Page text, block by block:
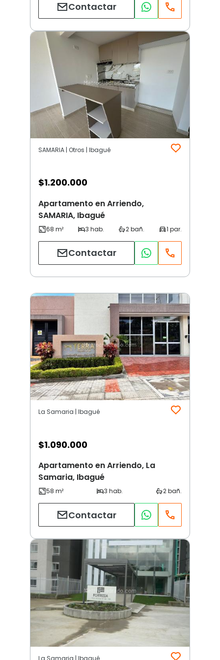
Contactar
SAMARIA | Otros | Ibagué
$1.200.000
Apartamento en Arriendo,
SAMARIA, Ibagué
Contactar
La Samaria | Ibagué
$1.090.000
Apartamento en Arriendo, La
Samaria, Ibagué
Contactar
La Samaria | Ibagué